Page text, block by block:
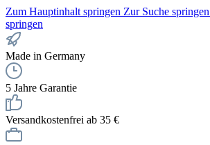
Zum Hauptinhalt springen Zur Suche springen
springen
Made in Germany
5 Jahre Garantie
Versandkostenfrei ab 35 €